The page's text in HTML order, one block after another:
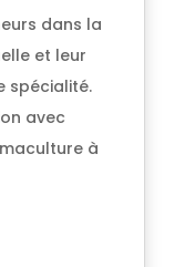
dans la
et leur
spécialité.
avec
à